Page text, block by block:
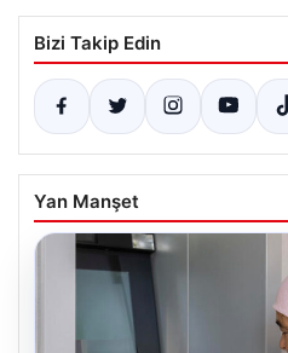
Bizi Takip Edin
Yan Manşet